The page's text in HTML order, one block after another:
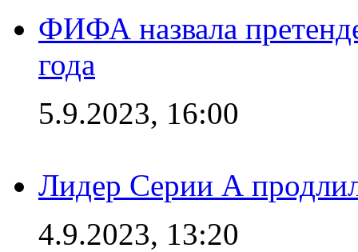
ФИФА назвала
года
5.9.2023, 16:00
Лидер Серии А
4.9.2023, 13:20